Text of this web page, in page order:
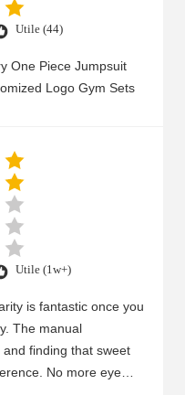
Utile (44)
One Piece Jumpsuit
Logo Gym Sets
Utile (1w+)
is fantastic once you
The manual
finding that sweet
No more eye